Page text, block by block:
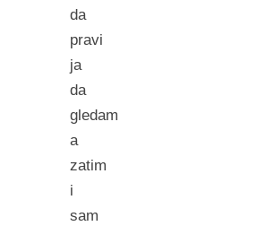
da
pravi
ja
da
gledam
a
zatim
i
sam